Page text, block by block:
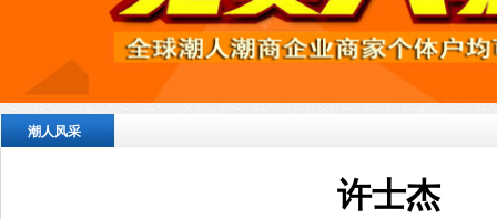
潮人风采
许士杰